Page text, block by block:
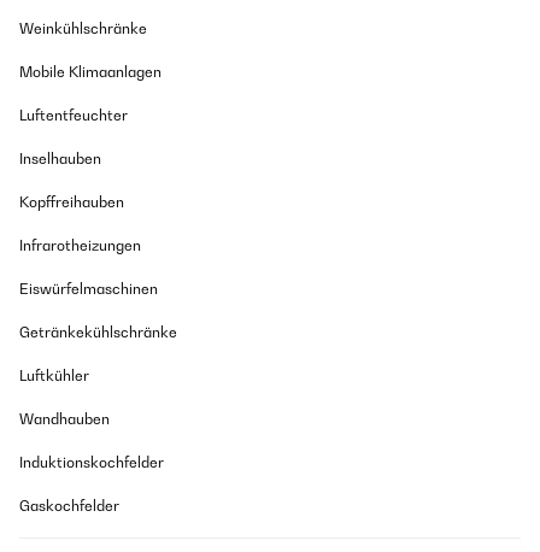
Weinkühlschränke
Mobile Klimaanlagen
Luftentfeuchter
Inselhauben
Kopffreihauben
Infrarotheizungen
Eiswürfelmaschinen
Getränkekühlschränke
Luftkühler
Wandhauben
Induktionskochfelder
Gaskochfelder